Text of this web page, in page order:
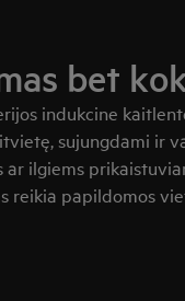
bet
indukcine
sujungdami ir
ilgiems
reikia papildomos